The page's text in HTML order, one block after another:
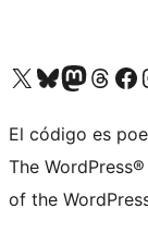
Visitá nuestra cuenta de X (anteriormente Twitter)
Visitá nuestra cuenta de Bluesky
Visitá nuestra cuenta
Visitá nuestra
Visitá
El código es
The
of the